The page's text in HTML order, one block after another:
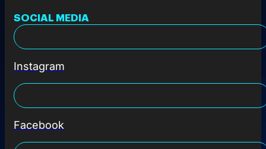
SOCIAL MEDIA
Instagram
Facebook